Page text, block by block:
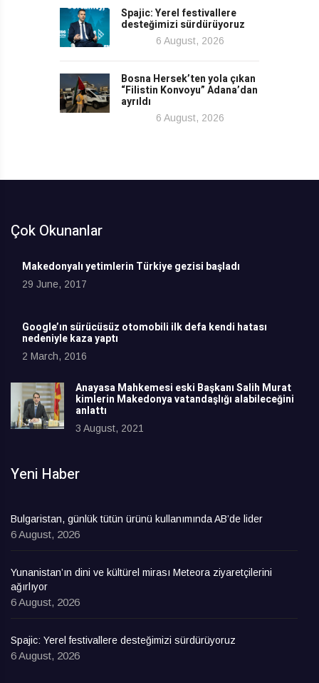
Spajic: Yerel festivallere
desteğimizi sürdürüyoruz
6 August, 2026
Bosna Hersek’ten yola çıkan
“Filistin Konvoyu” Adana’dan
ayrıldı
6 August, 2026
Çok Okunanlar
Makedonyalı yetimlerin Türkiye gezisi başladı
29 June, 2017
Google’ın sürücüsüz otomobili ilk defa kendi hatası
nedeniyle kaza yaptı
2 March, 2016
Anayasa Mahkemesi eski Başkanı Salih Murat
kimlerin Makedonya vatandaşlığı alabileceğini
anlattı
3 August, 2021
Yeni Haber
Bulgaristan, günlük tütün ürünü kullanımında AB’de lider
6 August, 2026
Yunanistan’ın dini ve kültürel mirası Meteora ziyaretçilerini
ağırlıyor
6 August, 2026
Spajic: Yerel festivallere desteğimizi sürdürüyoruz
6 August, 2026